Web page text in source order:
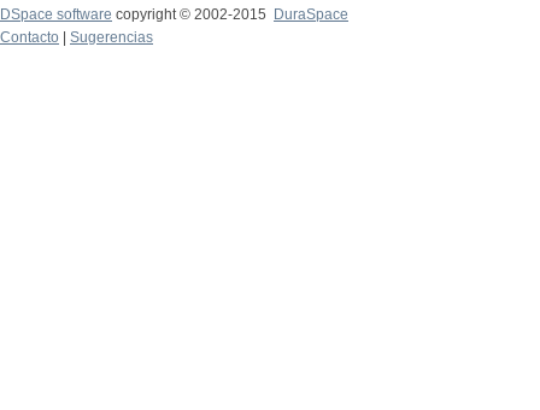
DSpace software copyright © 2002-2015
DuraSpace
Contacto
Sugerencias